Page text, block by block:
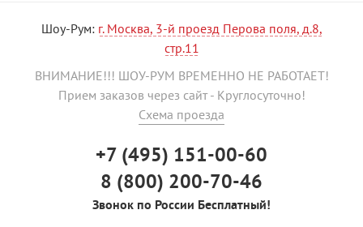
Шоу-Рум: г. Москва, 3-й проезд Перова поля, д.8,
стр.11
ВНИМАНИЕ!!! ШОУ-РУМ ВРЕМЕННО НЕ РАБОТАЕТ!
Прием заказов через сайт - Круглосуточно!
Схема проезда
+7 (495) 151-00-60
8 (800) 200-70-46
Звонок по России Бесплатный!